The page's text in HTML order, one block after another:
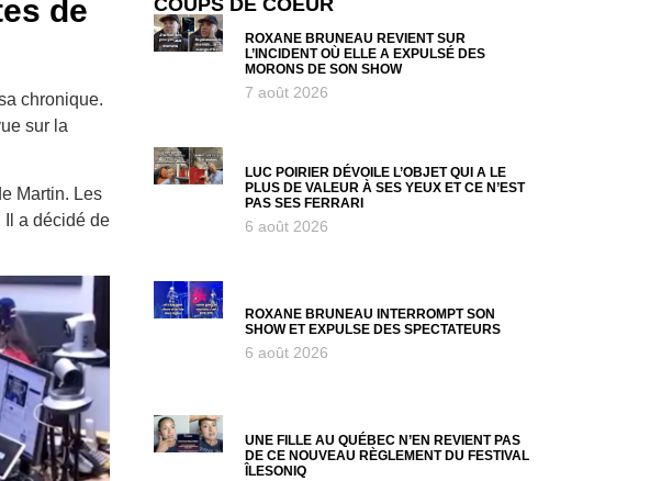
de
chronique.
sur la
Martin. Les
Il a décidé de
ROXANE BRUNEAU REVIENT SUR
L’INCIDENT OÙ ELLE A EXPULSÉ DES
MORONS DE SON SHOW
7 août 2026
LUC POIRIER DÉVOILE L’OBJET QUI A LE
PLUS DE VALEUR À SES YEUX ET CE N’EST
PAS SES FERRARI
6 août 2026
ROXANE BRUNEAU INTERROMPT SON
SHOW ET EXPULSE DES SPECTATEURS
6 août 2026
UNE FILLE AU QUÉBEC N’EN REVIENT PAS
DE CE NOUVEAU RÈGLEMENT DU FESTIVAL
ÎLESONIQ